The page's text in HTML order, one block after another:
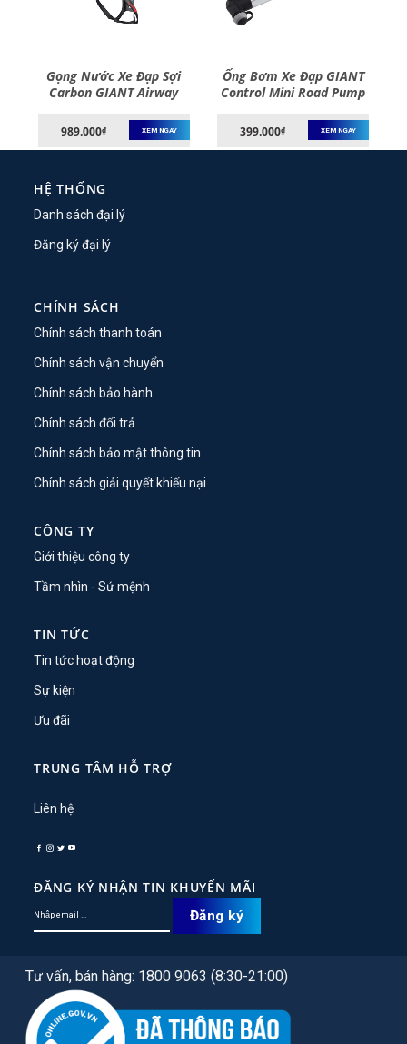
Gọng Nước Xe Đạp Sợi
Carbon GIANT Airway
989.000₫ XEM NGAY
Ống Bơm Xe Đạp GIANT
Control Mini Road Pump
399.000₫ XEM NGAY
HỆ THỐNG
Danh sách đại lý
Đăng ký đại lý
CHÍNH SÁCH
Chính sách thanh toán
Chính sách vận chuyển
Chính sách bảo hành
Chính sách đổi trả
Chính sách bảo mật thông tin
Chính sách giải quyết khiếu nại
CÔNG TY
Giới thiệu công ty
Tầm nhìn - Sứ mệnh
TIN TỨC
Tin tức hoạt động
Sự kiện
Ưu đãi
TRUNG TÂM HỖ TRỢ
Liên hệ
ĐĂNG KÝ NHẬN TIN KHUYẾN MÃI
Tư vấn, bán hàng: 1800 9063 (8:30-21:00)